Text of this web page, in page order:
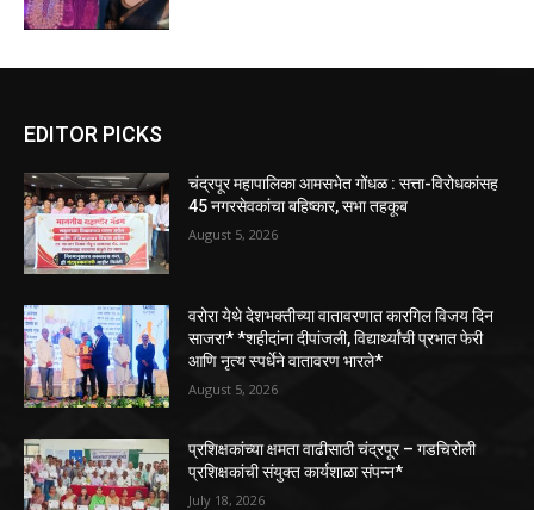
EDITOR PICKS
चंद्रपूर महापालिका आमसभेत गोंधळ : सत्ता-विरोधकांसह
45 नगरसेवकांचा बहिष्कार, सभा तहकूब
August 5, 2026
वरोरा येथे देशभक्तीच्या वातावरणात कारगिल विजय दिन
साजरा* *शहीदांना दीपांजली, विद्यार्थ्यांची प्रभात फेरी
आणि नृत्य स्पर्धेने वातावरण भारले*
August 5, 2026
प्रशिक्षकांच्या क्षमता वाढीसाठी चंद्रपूर – गडचिरोली
प्रशिक्षकांची संयुक्त कार्यशाळा संपन्न*
July 18, 2026